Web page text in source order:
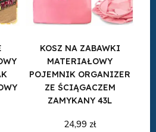
KOSZ NA ZABAWKI
MATERIAŁOWY
POJEMNIK ORGANIZER
ZE ŚCIĄGACZEM
ZAMYKANY 43L
24,99 zł